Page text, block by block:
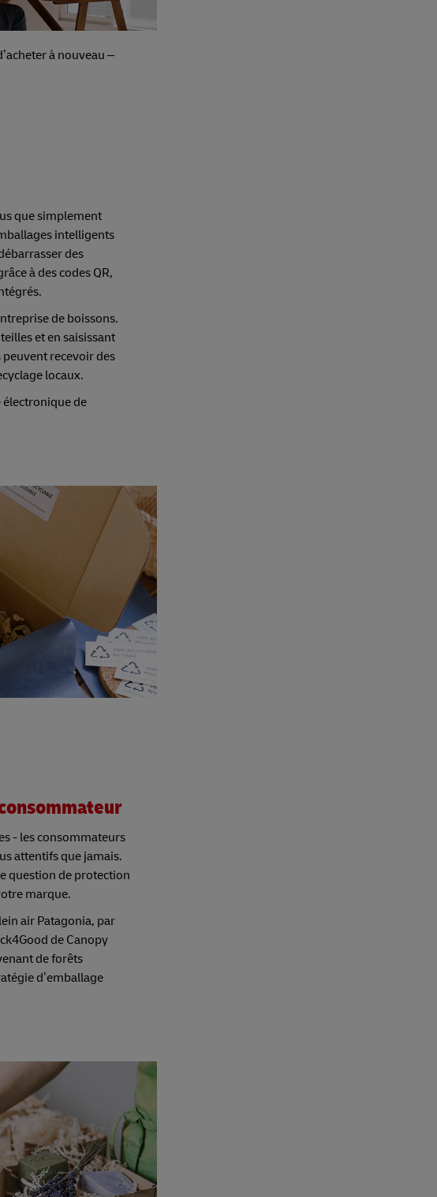
à nouveau –
que simplement
intelligents
des
à des codes QR,
de boissons.
et en saisissant
recevoir des
locaux.
de
- les consommateurs
attentifs que jamais.
question de protection
marque.
air Patagonia, par
de Canopy
de forêts
d’emballage